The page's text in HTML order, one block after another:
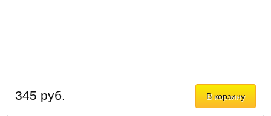
В корзину
345 руб.